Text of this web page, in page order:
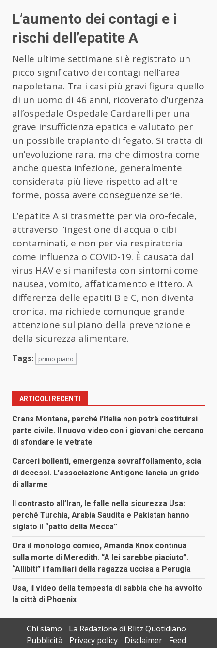
L’aumento dei contagi e i
rischi dell’epatite A
Nelle ultime settimane si è registrato un
picco significativo dei contagi nell’area
napoletana. Tra i casi più gravi figura quello
di un uomo di 46 anni, ricoverato d’urgenza
all’ospedale Ospedale Cardarelli per una
grave insufficienza epatica e valutato per
un possibile trapianto di fegato. Si tratta di
un’evoluzione rara, ma che dimostra come
anche questa infezione, generalmente
considerata più lieve rispetto ad altre
forme, possa avere conseguenze serie.
L’epatite A si trasmette per via oro-fecale,
attraverso l’ingestione di acqua o cibi
contaminati, e non per via respiratoria
come influenza o COVID-19. È causata dal
virus HAV e si manifesta con sintomi come
nausea, vomito, affaticamento e ittero. A
differenza delle epatiti B e C, non diventa
cronica, ma richiede comunque grande
attenzione sul piano della prevenzione e
della sicurezza alimentare.
Tags: primo piano
ARTICOLI RECENTI
Crans Montana, perché l’Italia non potrà costituirsi
parte civile. Il nuovo video con i giovani che cercano
di sfondare le vetrate
Carceri bollenti, emergenza sovraffollamento, scia
di decessi. L’associazione Antigone lancia un grido
di allarme
Il contrasto all’Iran, le falle nella sicurezza Usa:
perché Turchia, Arabia Saudita e Pakistan hanno
siglato il “patto della Mecca”
Ora il monologo comico, Amanda Knox continua
sulla morte di Meredith. “A lei sarebbe piaciuto”.
“Allibiti” i familiari della ragazza uccisa a Perugia
Usa, il video della tempesta di sabbia che ha avvolto
la città di Phoenix
Chi siamo
La Redazione di Blitz Quotidiano
Pubblicità
Privacy policy Disclaimer Feed